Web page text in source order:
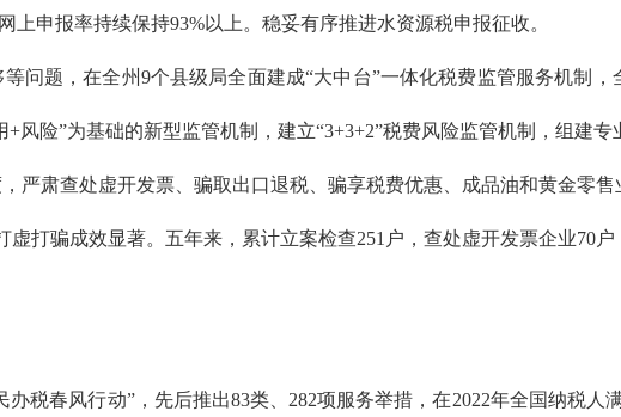
申报率持续保持93%以上。稳妥有序推进水资源税申报征收。
题，在全州9个县级局全面建成“大中台”一体化税费监管服务机制，
风险”为基础的新型监管机制，建立“3+3+2”税费风险监管机制，组建
肃查处虚开发票、骗取出口退税、骗享税费优惠、成品油和黄金零售
打骗成效显著。五年来，累计立案检查251户，查处虚开发票企业70
春风行动”，先后推出83类、282项服务举措，在2022年全国纳税人